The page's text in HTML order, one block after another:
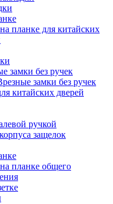
планке для китайских
замки без ручек
замки без ручек
китайских дверей
ручкой
защелок
планке общего